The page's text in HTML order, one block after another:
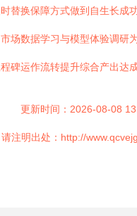
替换保障方式做到自生长成
场数据学习与模型体验调研
碑运作流转提升综合产出达
更新时间：2026-08-08
注明出处：http://